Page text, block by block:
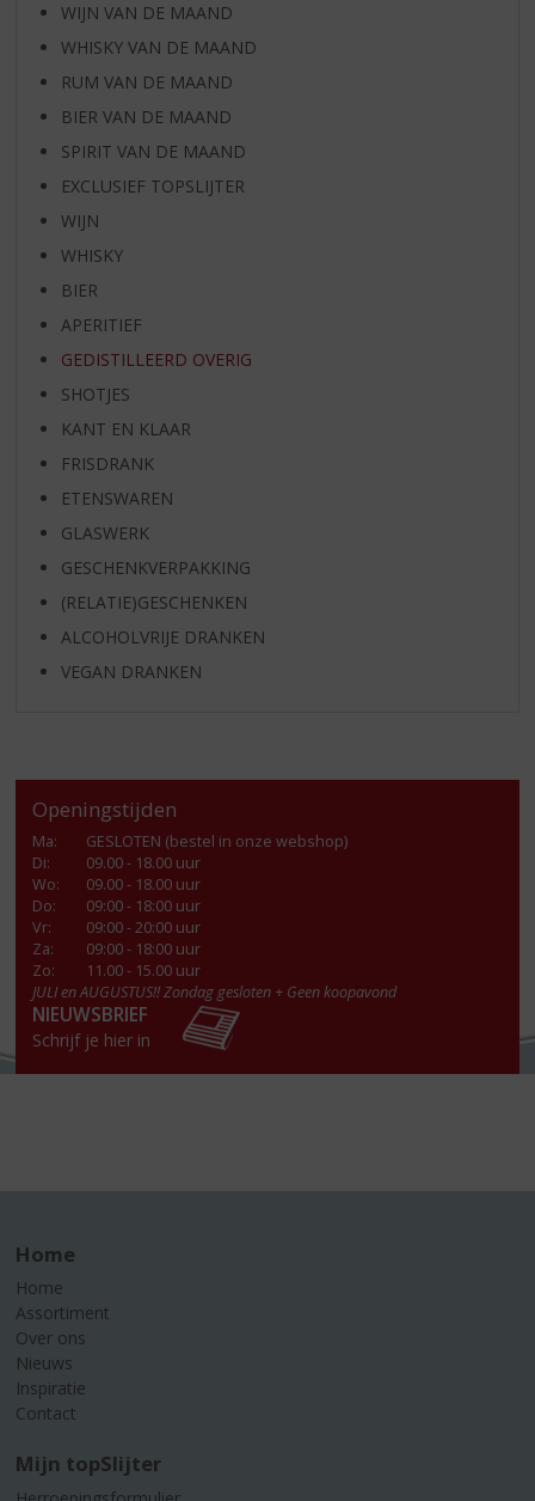
WIJN VAN DE MAAND
WHISKY VAN DE MAAND
RUM VAN DE MAAND
BIER VAN DE MAAND
SPIRIT VAN DE MAAND
EXCLUSIEF TOPSLIJTER
WIJN
WHISKY
BIER
APERITIEF
GEDISTILLEERD OVERIG
SHOTJES
KANT EN KLAAR
FRISDRANK
ETENSWAREN
GLASWERK
GESCHENKVERPAKKING
(RELATIE)GESCHENKEN
ALCOHOLVRIJE DRANKEN
VEGAN DRANKEN
Openingstijden
Ma:
GESLOTEN (bestel in onze webshop)
Di:
09.00 - 18.00 uur
Wo:
09.00 - 18.00 uur
Do:
09:00 - 18:00 uur
Vr:
09:00 - 20:00 uur
Za:
09:00 - 18:00 uur
Zo:
11.00 - 15.00 uur
JULI en AUGUSTUS!! Zondag gesloten + Geen koopavond
NIEUWSBRIEF
Schrijf je hier in
Home
Home
Assortiment
Over ons
Nieuws
Inspiratie
Contact
Mijn topSlijter